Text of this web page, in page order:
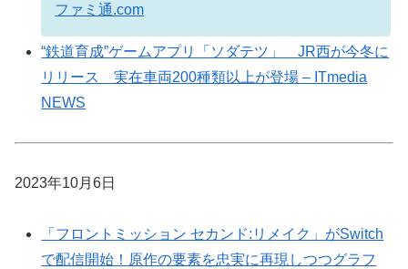
ファミ通.com
“鉄道育成”ゲームアプリ「ソダテツ」 JR西が今冬に
リリース 実在車両200種類以上が登場 – ITmedia
NEWS
2023年10月6日
「フロントミッション セカンド:リメイク」がSwitch
で配信開始！原作の要素を忠実に再現しつつグラフ